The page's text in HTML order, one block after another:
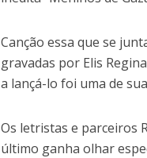
Canção essa que se
gravadas por Elis
a lançá-lo foi uma de
Os letristas e parceiros
último ganha olhar